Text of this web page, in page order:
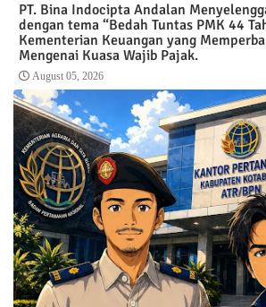
PT. Bina Indocipta Andalan
dengan tema “Bedah Tuntas PMK 44
Kementerian Keuangan yang
Mengenai Kuasa Wajib Pajak.
August 05, 2026